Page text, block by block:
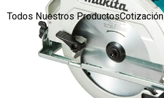
Todos Nuestros ProductosCotización